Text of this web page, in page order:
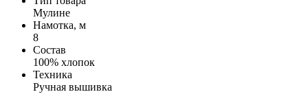
Мулине
Намотка, м
8
Состав
100% хлопок
Техника
Ручная вышивка